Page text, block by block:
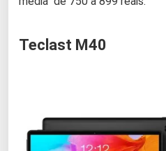
Teclast M40